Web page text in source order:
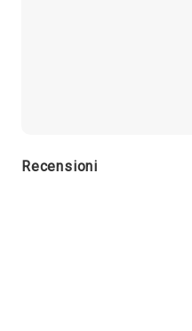
Recensioni